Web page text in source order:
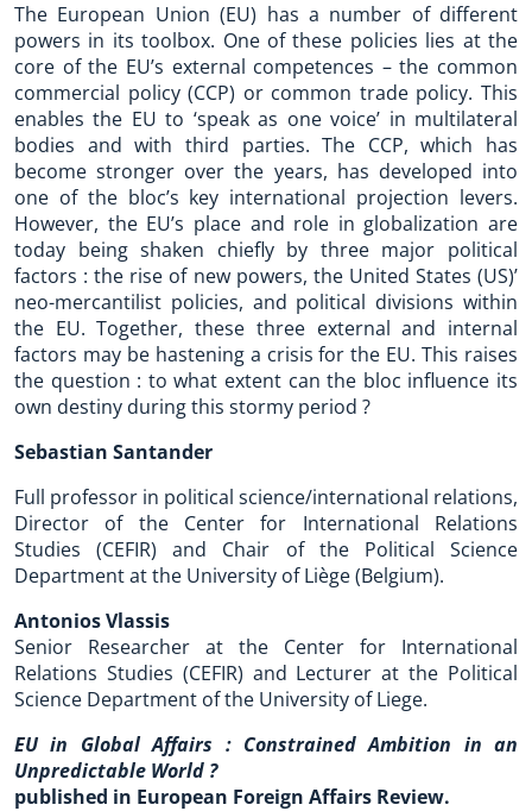
The European Union (EU) has a number of different
powers in its toolbox. One of these policies lies at the
core of the EU’s external competences – the common
commercial policy (CCP) or common trade policy. This
enables the EU to ‘speak as one voice’ in multilateral
bodies and with third parties. The CCP, which has
become stronger over the years, has developed into
one of the bloc’s key international projection levers.
However, the EU’s place and role in globalization are
today being shaken chiefly by three major political
factors : the rise of new powers, the United States (US)’
neo-mercantilist policies, and political divisions within
the EU. Together, these three external and internal
factors may be hastening a crisis for the EU. This raises
the question : to what extent can the bloc influence its
own destiny during this stormy period ?
Sebastian Santander
Full professor in political science/international relations,
Director of the Center for International Relations
Studies (CEFIR) and Chair of the Political Science
Department at the University of Liège (Belgium).
Antonios Vlassis
Senior Researcher at the Center for International
Relations Studies (CEFIR) and Lecturer at the Political
Science Department of the University of Liege.
EU in Global Affairs : Constrained Ambition in an
Unpredictable World ?
published in European Foreign Affairs Review.